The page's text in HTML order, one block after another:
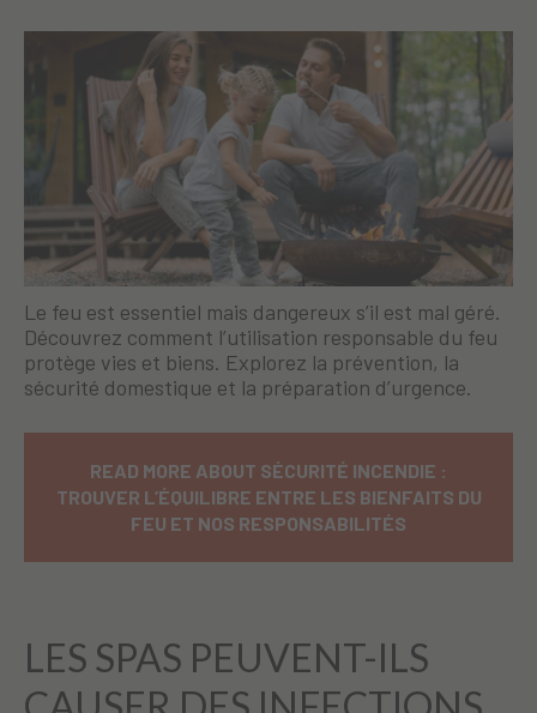
Le feu est essentiel mais dangereux s’il est mal géré.
Découvrez comment l’utilisation responsable du feu
protège vies et biens. Explorez la prévention, la
sécurité domestique et la préparation d’urgence.
READ MORE ABOUT SÉCURITÉ INCENDIE :
TROUVER L’ÉQUILIBRE ENTRE LES BIENFAITS DU
FEU ET NOS RESPONSABILITÉS
LES SPAS PEUVENT-ILS